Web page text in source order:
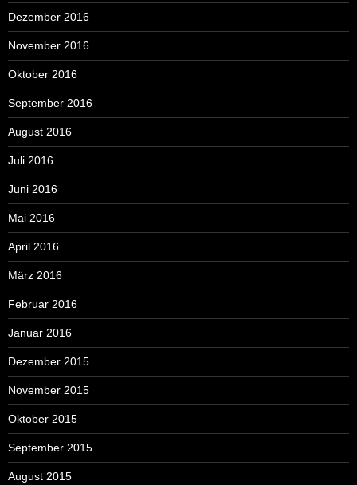
Dezember 2016
November 2016
Oktober 2016
September 2016
August 2016
Juli 2016
Juni 2016
Mai 2016
April 2016
März 2016
Februar 2016
Januar 2016
Dezember 2015
November 2015
Oktober 2015
September 2015
August 2015